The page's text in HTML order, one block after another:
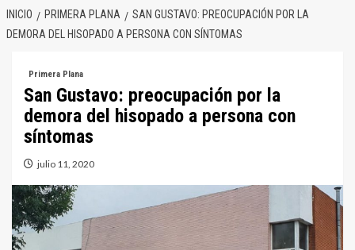
INICIO PRIMERA PLANA
SAN GUSTAVO: PREOCUPACIÓN POR LA
DEMORA DEL HISOPADO A PERSONA CON SÍNTOMAS
Primera Plana
San Gustavo: preocupación por la
demora del hisopado a persona con
síntomas
julio 11, 2020